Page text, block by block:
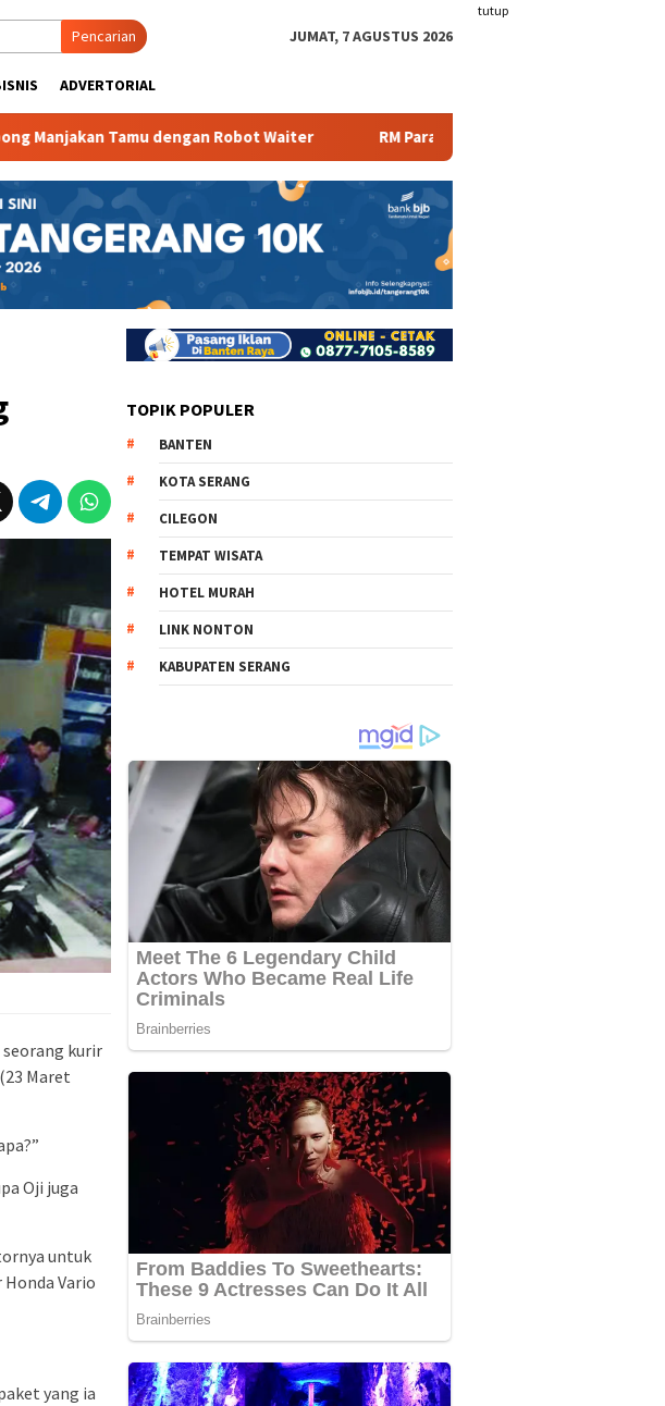
tutup
Pencarian JUMAT, 7 AGUSTUS 2026
ADVERTORIAL
dengan Robot Waiter RM Parahiyangan Sajikan Pecak Bandeng Tanpa Duri
seorang kurir
Maret
Oji juga
untuk
Vario
yang ia
TOPIK POPULER
BANTEN
KOTA SERANG
CILEGON
TEMPAT WISATA
HOTEL MURAH
LINK NONTON
KABUPATEN SERANG